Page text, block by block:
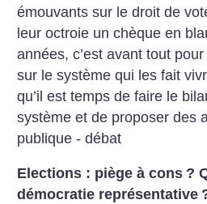
émouvants sur le droit de
leur octroie un chèque en
années, c’est avant tout
sur le système qui les fait
qu’il est temps de faire le
système et de proposer des
publique - débat
Elections : piège à cons ?
démocratie représentative